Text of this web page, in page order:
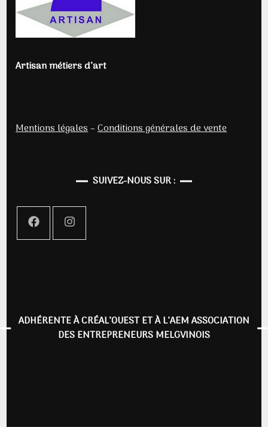
Artisan métiers d’art
Mentions légales–Conditions générales de vente
SUIVEZ-NOUS SUR :
ADHÉRENTE À CRÉAL’OUEST ET À L’AEM ASSOCIATION
DES ENTREPRENEURS MELGVINOIS